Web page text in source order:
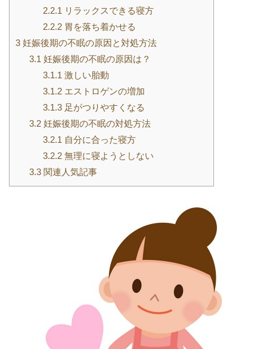
2.2.1 リラックスできる寝方
2.2.2胃を落ち着かせる
3 妊娠後期の不眠の原因と対処方法
3.1 妊娠後期の不眠の原因は？
3.1.1 激しい胎動
3.1.2エストロゲンの増加
3.1.3足がつりやすくなる
3.2妊娠後期の不眠の対処方法
3.2.1 自分に合った寝方
3.2.2無理に寝ようとしない
3.3関連人気記事